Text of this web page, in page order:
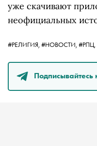
уже скачивают
неофициальных
#РЕЛИГИЯ, #НОВОСТИ, #РПЦ,